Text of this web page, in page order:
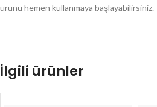
ürünü hemen kullanmaya başlayabilirsiniz.
İlgili ürünler